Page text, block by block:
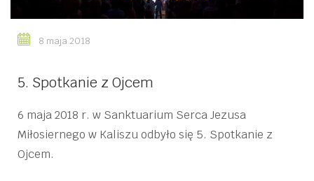
8 maja 2018
5. Spotkanie z Ojcem
6 maja 2018 r. w Sanktuarium Serca Jezusa
Miłosiernego w Kaliszu odbyło się 5. Spotkanie z
Ojcem.